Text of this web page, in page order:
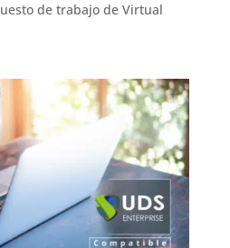
de trabajo de Virtual